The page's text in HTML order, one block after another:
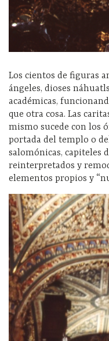
Los cientos de figuras
ángeles, dioses
académicas,
que otra cosa. Las
mismo sucede con los
portada del templo o
salomónicas, capiteles
reinterpretados y
elementos propios y